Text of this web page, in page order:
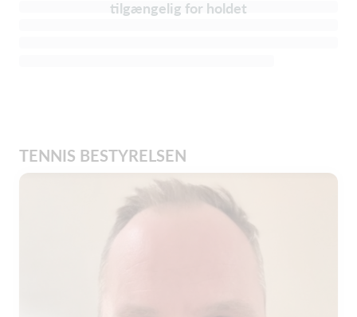
tilgængelig for holdet
TENNIS BESTYRELSEN